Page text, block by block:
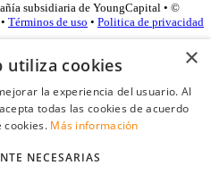
subsidiaria de YoungCapital • ©
Términos de uso • Politica de privacidad
×
utiliza cookies
la experiencia del usuario. Al
todas las cookies de acuerdo
cookies. Más información
NECESARIAS